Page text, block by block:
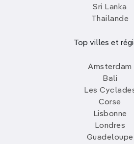
Sri Lanka
Thailande
Top villes et
Amsterdam
Bali
Les
Corse
Lisbonne
Londres
Guadeloupe